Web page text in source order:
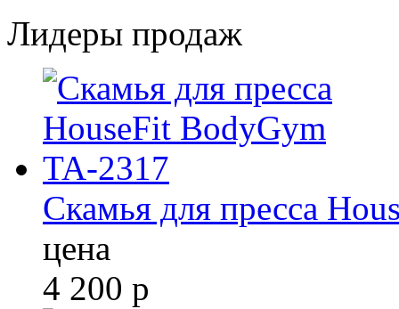
Лидеры продаж
Скамья для пресса
цена
4 200 р